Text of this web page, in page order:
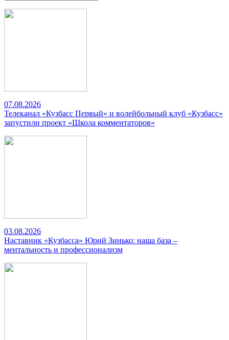
07.08.2026
Телеканал «Кузбасс Первый» и волейбольный клуб «Кузбасс»
запустили проект «Школа комментаторов»
03.08.2026
Наставник «Кузбасса» Юрий Зинько: наша база –
ментальность и профессионализм